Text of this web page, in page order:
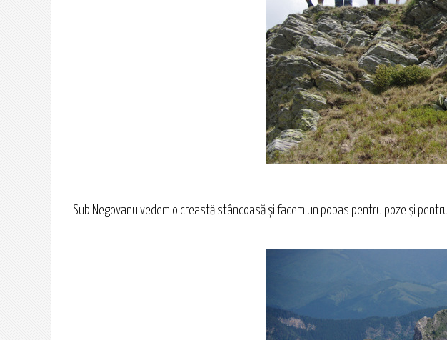
Sub Negovanu vedem o creastă stâncoasă şi facem un popas pentru poze şi